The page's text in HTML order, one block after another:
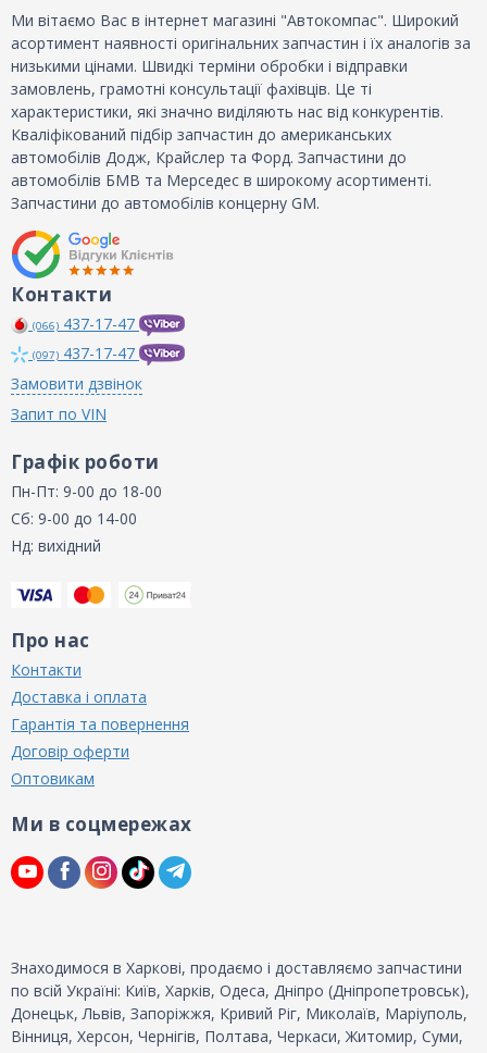
Ми вітаємо Вас в інтернет магазині "Автокомпас". Широкий
асортимент наявності оригінальних запчастин і їх аналогів за
низькими цінами. Швидкі терміни обробки і відправки
замовлень, грамотні консультації фахівців. Це ті
характеристики, які значно виділяють нас від конкурентів.
Кваліфікований підбір запчастин до американських
автомобілів Додж, Крайслер та Форд. Запчастини до
автомобілів БМВ та Мерседес в широкому асортименті.
Запчастини до автомобілів концерну GM.
Контакти
(066) 437-17-47
(097) 437-17-47
Замовити дзвінок
Запит по VIN
Графік роботи
Пн-Пт: 9-00 до 18-00
Сб: 9-00 до 14-00
Нд: вихідний
Про нас
Контакти
Доставка і оплата
Гарантія та повернення
Договір оферти
Оптовикам
Ми в соцмережах
Знаходимося в Харкові, продаємо і доставляємо запчастини
по всій Україні: Київ, Харків, Одеса, Дніпро (Дніпропетровськ),
Донецьк, Львів, Запоріжжя, Кривий Ріг, Миколаїв, Маріуполь,
Вінниця, Херсон, Чернігів, Полтава, Черкаси, Житомир, Суми,